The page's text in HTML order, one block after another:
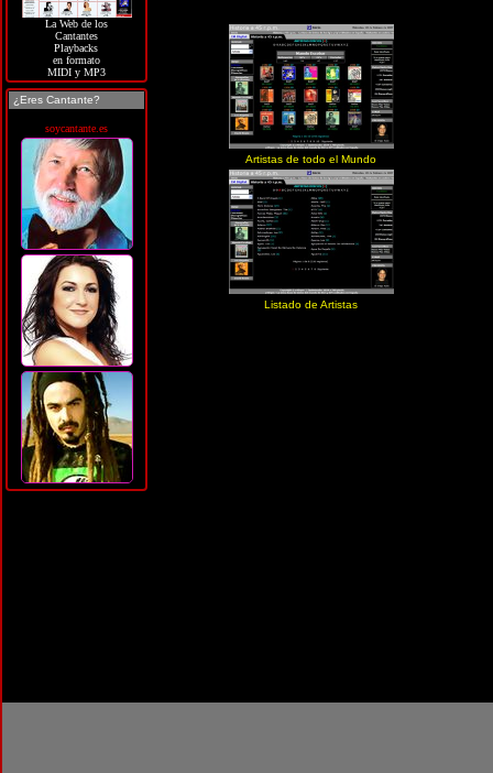
La Web de los
Cantantes
Playbacks
en formato
MIDI y MP3
¿Eres Cantante?
soycantante.es
Artistas de todo el Mundo
Listado de Artistas